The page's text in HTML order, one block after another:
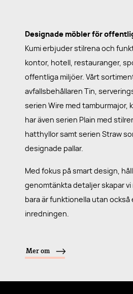
Designade möbler för
Kumi erbjuder stilrena och
kontor, hotell, restauranger,
offentliga miljöer. Vårt
avfallsbehållaren Tin,
serien Wire med tamburmajor,
har även serien Plain med
hatthyllor samt serien Straw
designade pallar.
Med fokus på smart design,
genomtänkta detaljer skapar vi
bara är funktionella utan också
inredningen.
Mer om